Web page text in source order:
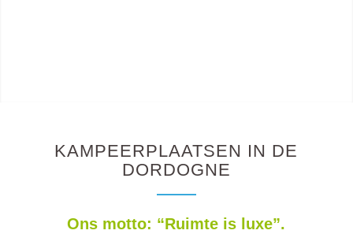
KAMPEERPLAATSEN IN DE
DORDOGNE
Ons motto: “Ruimte is luxe”.